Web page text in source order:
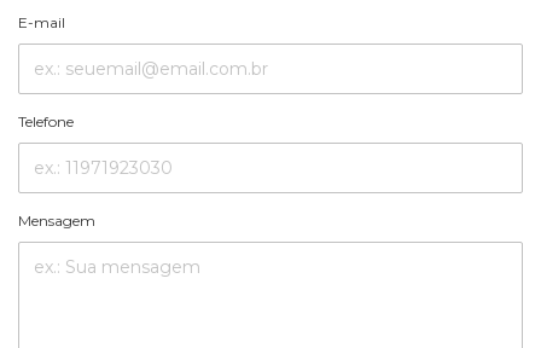
E-mail
Telefone
Mensagem